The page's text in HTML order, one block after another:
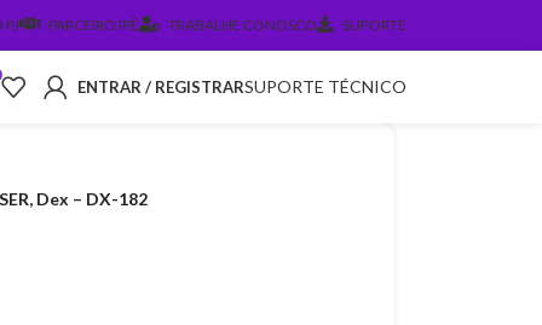
PJ PARCEIRO IPÊ TRABALHE CONOSCO SUPORTE
ENTRAR / REGISTRARSUPORTE TÉCNICO
Dex – DX-182